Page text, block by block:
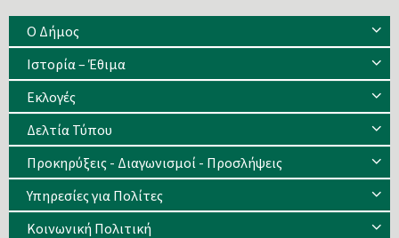
Ο Δήμος
Ιστορία – Έθιμα
Eκλογές
Δελτία Τύπου
Προκηρύξεις - Διαγωνισμοί - Προσλήψεις
Υπηρεσίες για Πολίτες
Κοινωνική Πολιτική